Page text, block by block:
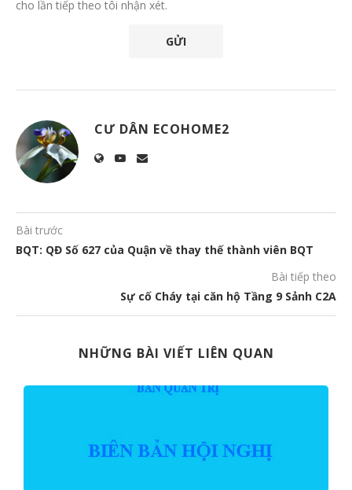
cho lần tiếp theo tôi nhận xét.
CƯ DÂN ECOHOME2
Bài trước
BQT: QĐ Số 627 của Quận về thay thế thành viên BQT
Bài tiếp theo
Sự cố Cháy tại căn hộ Tầng 9 Sảnh C2A
NHỮNG BÀI VIẾT LIÊN QUAN